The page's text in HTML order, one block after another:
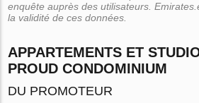
enquête auprès des utilisateurs.
la validité de ces données.
APPARTEMENTS ET
PROUD CONDOMINIUM
DU PROMOTEUR